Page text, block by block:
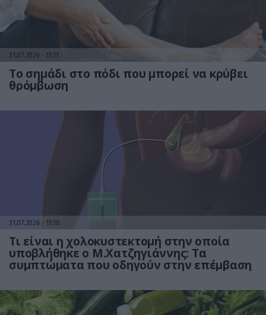
31.07.2026 15:11
Το σημάδι στο πόδι που μπορεί να κρύβει
θρόμβωση
31.07.2026 15:10
Τι είναι η χολοκυστεκτομή στην οποία
υποβλήθηκε ο Μ.Χατζηγιάννης: Tα
συμπτώματα που οδηγούν στην επέμβαση